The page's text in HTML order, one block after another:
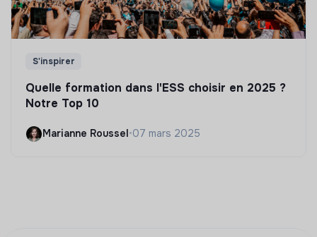
S'inspirer
Quelle formation dans l'ESS choisir en 2025 ?
Notre Top 10
Marianne Roussel •07 mars 2025